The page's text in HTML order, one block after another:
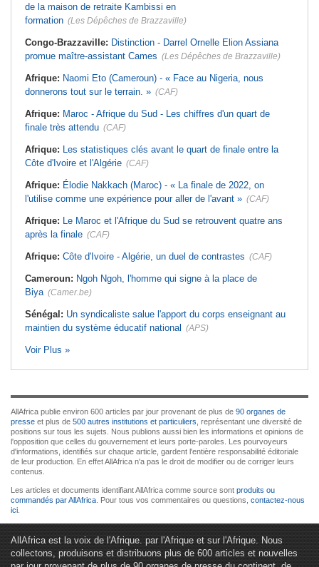
de la maison de retraite Kambissi en
formation (Les Dépêches de Brazzaville)
Congo-Brazzaville: Distinction - Darrel Ornelle Elion Assiana
promue maître-assistant Cames (Les Dépêches de Brazzaville)
Afrique: Naomi Eto (Cameroun) - « Face au Nigeria, nous
donnerons tout sur le terrain. » (CAF)
Afrique: Maroc - Afrique du Sud - Les chiffres d'un quart de
finale très attendu (CAF)
Afrique: Les statistiques clés avant le quart de finale entre la
Côte d'Ivoire et l'Algérie (CAF)
Afrique: Élodie Nakkach (Maroc) - « La finale de 2022, on
l'utilise comme une expérience pour aller de l'avant » (CAF)
Afrique: Le Maroc et l'Afrique du Sud se retrouvent quatre ans
après la finale (CAF)
Afrique: Côte d'Ivoire - Algérie, un duel de contrastes (CAF)
Cameroun: Ngoh Ngoh, l'homme qui signe à la place de
Biya (Camer.be)
Sénégal: Un syndicaliste salue l'apport du corps enseignant au
maintien du système éducatif national (APS)
Voir Plus »
AllAfrica publie environ 600 articles par jour provenant de plus de 90 organes de
presse et plus de 500 autres institutions et particuliers , représentant une diversité de
positions sur tous les sujets. Nous publions aussi bien les informations et opinions de
l'opposition que celles du gouvernement et leurs porte-paroles. Les pourvoyeurs
d'informations, identifiés sur chaque article, gardent l'entière responsabilité éditoriale
de leur production. En effet AllAfrica n'a pas le droit de modifier ou de corriger leurs
contenus.
Les articles et documents identifiant AllAfrica comme source sont produits ou
commandés par AllAfrica . Pour tous vos commentaires ou questions, contactez-nous
ici
AllAfrica est la voix de l'Afrique. par l'Afrique et sur l'Afrique. Nous
collectons, produisons et distribuons plus de 600 articles et nouvelles